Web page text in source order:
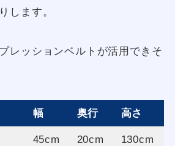
します。
レッションベルトが活用できそ
幅 奥行 高さ
45cm 20cm 130cm